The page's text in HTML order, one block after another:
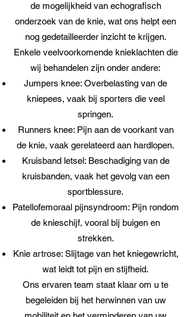
de mogelijkheid van echografisch
onderzoek van de knie, wat ons helpt een
nog gedetailleerder inzicht te krijgen.
Enkele veelvoorkomende knieklachten die
wij behandelen zijn onder andere:
Jumpers knee: Overbelasting van de
kniepees, vaak bij sporters die veel
springen.
Runners knee: Pijn aan de voorkant van
de knie, vaak gerelateerd aan hardlopen.
Kruisband letsel: Beschadiging van de
kruisbanden, vaak het gevolg van een
sportblessure.
Patellofemoraal pijnsyndroom: Pijn rondom
de knieschijf, vooral bij buigen en
strekken.
Knie artrose: Slijtage van het kniegewricht,
wat leidt tot pijn en stijfheid.
Ons ervaren team staat klaar om u te
begeleiden bij het herwinnen van uw